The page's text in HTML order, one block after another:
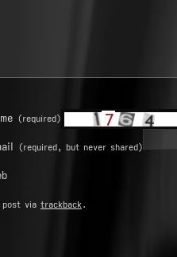
(required)
(required, but never shared)
via trackback.